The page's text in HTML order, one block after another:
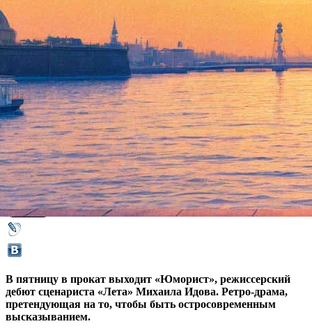
«Юморист» Михаила Идова:
Диалог с фейсбуком
28 февраля 2019,14:06 Версия для печати
В пятницу в прокат выходит «Юморист», режиссерский
дебют сценариста «Лета» Михаила Идова. Ретро-драма,
претендующая на то, чтобы быть остросовременным
высказыванием.